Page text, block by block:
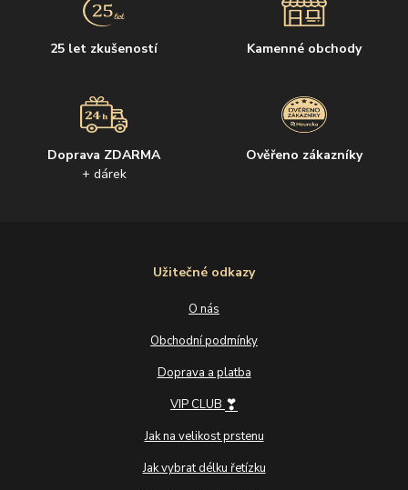
25 let zkušeností Kamenné obchody
Doprava ZDARMA
+ dárek
Ověřeno zákazníky
Užitečné odkazy
O nás
Obchodní podmínky
Doprava a platba
VIP CLUB ❣
Jak na velikost prstenu
Jak vybrat délku řetízku